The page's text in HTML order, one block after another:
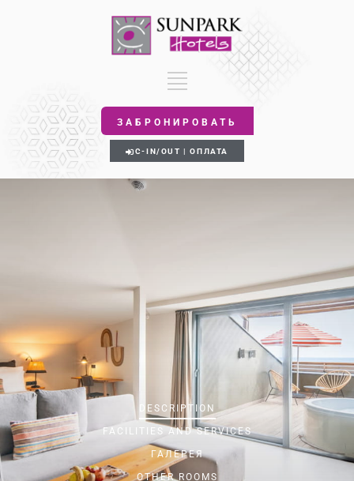
ЗАБРОНИРОВАТЬ
C-IN/OUT | ОПЛАТА
DESCRIPTION
FACILITIES AND SERVICES
ГАЛЕРЕЯ
OTHER ROOMS